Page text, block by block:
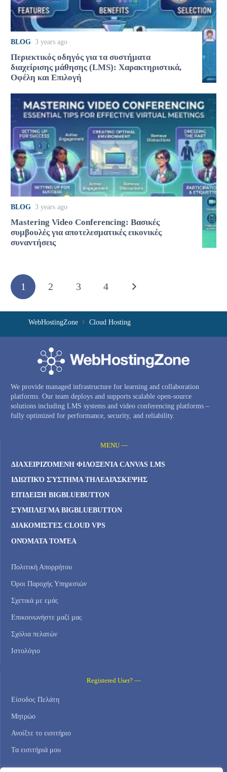
BLOG 3 years ago
Περιεκτικός οδηγός για τα συστήματα
διαχείρισης μάθησης (LMS): Χαρακτηριστικά,
Οφέλη και Επιλογή
BLOG 3 years ago
Mastering Video Conferencing: Βασικές
συμβουλές για αποτελεσματικές εικονικές
συναντήσεις
1 2 3 4
WebHostingZone Cloud Hosting
We provide managed infrastructure for learning and collaboration
platforms. Our team deploys and supports scalable open-source
solutions including LMS systems and video conferencing platforms –
fully optimized for performance, security, and reliability.
MENU —
ΔΙΑΧΕΙΡΙΖΌΜΕΝΗ ΦΙΛΟΞΕΝΊΑ CANVAS LMS
ΙΔΙΩΤΙΚΌ ΣΎΣΤΗΜΑ ΤΗΛΕΔΙΆΣΚΕΨΗΣ
ΕΠΊΔΕΙΞΗ BIGBLUEBUTTON
ΣΎΜΠΛΕΓΜΑ BIGBLUEBUTTON
ΔΙΑΚΟΜΙΣΤΈΣ CLOUD VPS
ΟΝΌΜΑΤΑ ΤΟΜΈΑ
Πολιτική Απορρήτου
Όροι Παροχής Υπηρεσιών
Σχετικά με εμάς
Επικοινωνήστε μαζί μας
Σχόλια πελατών
Ιστολόγιο
Registered User? —
Είσοδος Πελάτη
Μητρώο
Ανοίξτε το εισιτήριο
Τα εισιτήριά μου